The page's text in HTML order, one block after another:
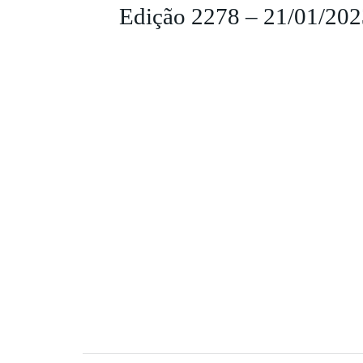
Edição 2278 – 21/01/